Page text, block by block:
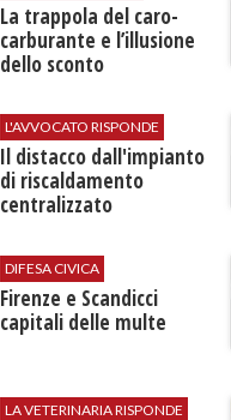
​La trappola del caro-
carburante e l’illusione
dello sconto
L'AVVOCATO RISPONDE
Il distacco dall'impianto
di riscaldamento
centralizzato
DIFESA CIVICA
Firenze e Scandicci
capitali delle multe
LA VETERINARIA RISPONDE